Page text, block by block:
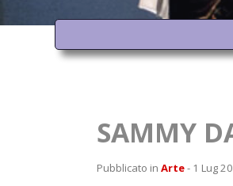
SAMMY
Pubblicato in Arte- 1 Lug